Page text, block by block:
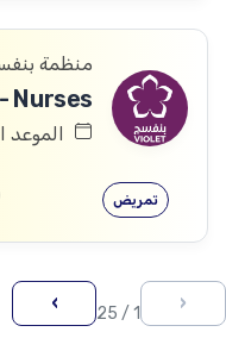
منظمة
Nurses
الموعد
تمريض
‹
1 / 25
›